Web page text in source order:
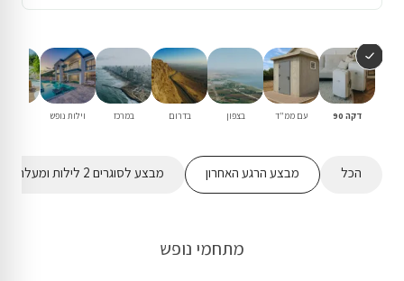
דקה 90 עם ממ"ד בצפון בדרום במרכז וילות נופש
הכל מבצע הרגע האחרון מבצע לסוגרים 2 לילות ומעלה
מתחמי נופש